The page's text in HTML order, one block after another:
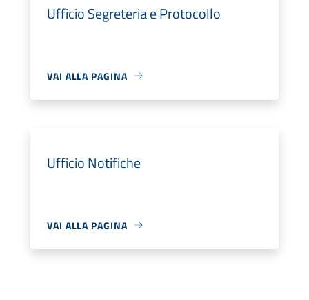
Ufficio Segreteria e Protocollo
VAI ALLA PAGINA
Ufficio Notifiche
VAI ALLA PAGINA